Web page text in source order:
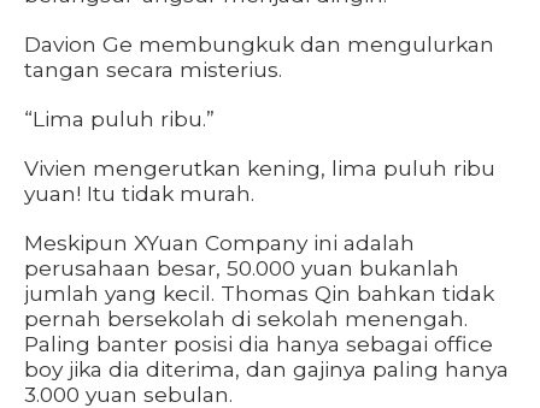
Davion Ge membungkuk dan mengulurkan
tangan secara misterius.
“Lima puluh ribu.”
Vivien mengerutkan kening, lima puluh ribu
yuan! Itu tidak murah.
Meskipun XYuan Company ini adalah
perusahaan besar, 50.000 yuan bukanlah
jumlah yang kecil. Thomas Qin bahkan tidak
pernah bersekolah di sekolah menengah.
Paling banter posisi dia hanya sebagai office
boy jika dia diterima, dan gajinya paling hanya
3.000 yuan sebulan.